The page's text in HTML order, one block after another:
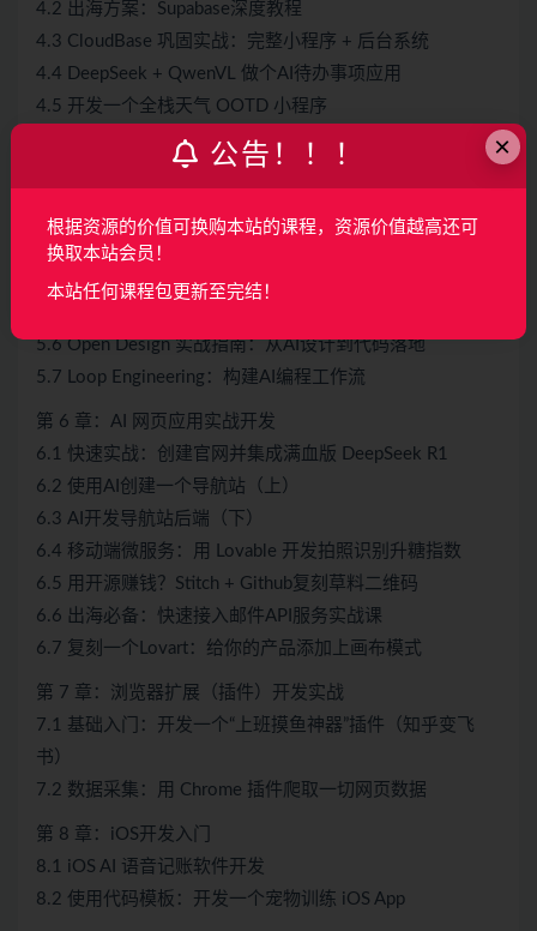
4.2 出海方案：Supabase深度教程
4.3 CloudBase 巩固实战：完整小程序 + 后台系统
4.4 DeepSeek + QwenVL 做个AI待办事项应用
4.5 开发一个全栈天气 OOTD 小程序
第 5 章：新时代的AI编程工具和技巧
5.2 Codex 入门完整版：制作一个英语背单词应用
5.3 MCP完整实战
5.4 在 Vibe Coding 中使用 Skills
5.6 Open Design 实战指南：从AI设计到代码落地
5.7 Loop Engineering：构建AI编程工作流
第 6 章：AI 网页应用实战开发
6.1 快速实战：创建官网并集成满血版 DeepSeek R1
6.2 使用AI创建一个导航站（上）
6.3 AI开发导航站后端（下）
6.4 移动端微服务：用 Lovable 开发拍照识别升糖指数
6.5 用开源赚钱？Stitch + Github复刻草料二维码
6.6 出海必备：快速接入邮件API服务实战课
6.7 复刻一个Lovart：给你的产品添加上画布模式
第 7 章：浏览器扩展（插件）开发实战
7.1 基础入门：开发一个“上班摸鱼神器”插件（知乎变飞
书）
7.2 数据采集：用 Chrome 插件爬取一切网页数据
第 8 章：iOS开发入门
8.1 iOS AI 语音记账软件开发
8.2 使用代码模板：开发一个宠物训练 iOS App
×
公告！！！
根据资源的价值可换购本站的课程，资源价值越高还可
换取本站会员！
本站任何课程包更新至完结！